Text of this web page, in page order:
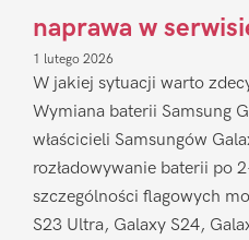
naprawa w
1 lutego 2026
W jakiej sytuacji warto
Wymiana baterii Samsung
właścicieli Samsungów
rozładowywanie baterii po
szczególności flagowych
S23 Ultra, Galaxy S24,